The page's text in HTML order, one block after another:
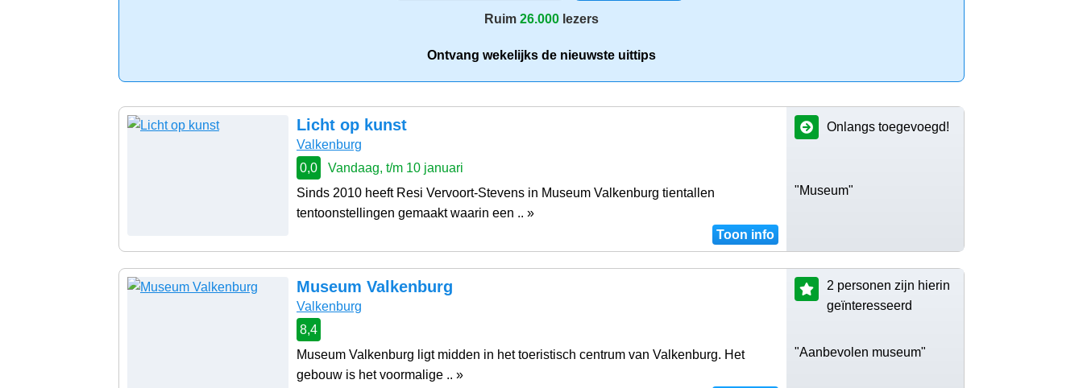
Ruim 26.000 lezers
Ontvang wekelijks de nieuwste uittips
Licht op kunst
Valkenburg
0,0
Vandaag, t/m 10 januari
Sinds 2010 heeft Resi Vervoort-Stevens in Museum Valkenburg tientallen
tentoonstellingen gemaakt waarin een .. »
Toon info
Onlangs toegevoegd!
"Museum"
Museum Valkenburg
Valkenburg
8,4
Museum Valkenburg ligt midden in het toeristisch centrum van Valkenburg. Het
gebouw is het voormalige .. »
2 personen zijn hierin
geïnteresseerd
"Aanbevolen museum"